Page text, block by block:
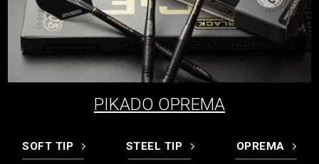
PIKADO OPREMA
SOFT TIP STEEL TIP OPREMA